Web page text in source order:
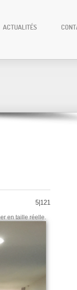
ACTUALITÉS
5|121
en taille réelle.